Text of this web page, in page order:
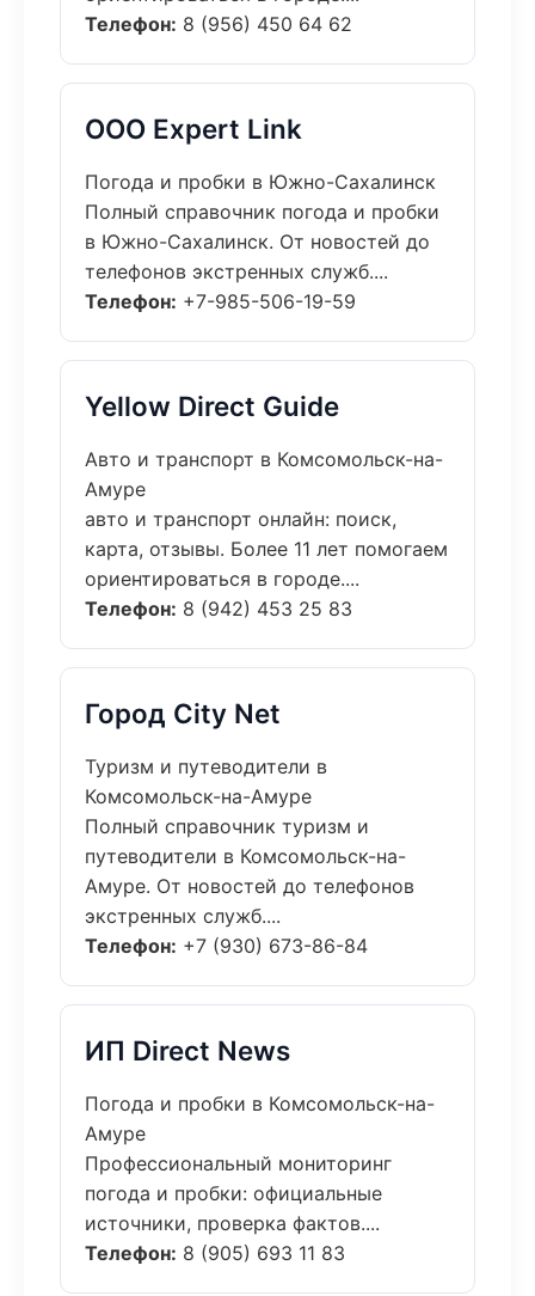
Телефон: 8 (956) 450 64 62
ООО Expert Link
Погода и пробки в Южно-Сахалинск
Полный справочник погода и пробки
в Южно-Сахалинск. От новостей до
телефонов экстренных служб....
Телефон: +7-985-506-19-59
Yellow Direct Guide
Авто и транспорт в Комсомольск-на-
Амуре
авто и транспорт онлайн: поиск,
карта, отзывы. Более 11 лет помогаем
ориентироваться в городе....
Телефон: 8 (942) 453 25 83
Город City Net
Туризм и путеводители в
Комсомольск-на-Амуре
Полный справочник туризм и
путеводители в Комсомольск-на-
Амуре. От новостей до телефонов
экстренных служб....
Телефон: +7 (930) 673-86-84
ИП Direct News
Погода и пробки в Комсомольск-на-
Амуре
Профессиональный мониторинг
погода и пробки: официальные
источники, проверка фактов....
Телефон: 8 (905) 693 11 83